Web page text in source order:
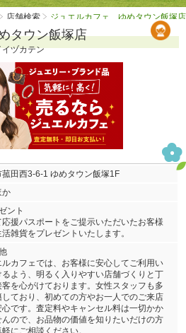
店舗検索 ジュエルカフェ ゆめタウン飯塚店
タウン飯塚店
ヅカテン
菰田西3-6-1 ゆめタウン飯塚1F
か
ント
応援パスポートをご提示いただいたお客様
雑貨をプレゼントいたします。
ルカフェでは、お客様に安心してご利用い
るよう、明るく入りやすい店舗づくりと丁
客を心がけております。女性スタッフも多
しており、初めての方やお一人でのご来店
心です。査定料やキャンセル料は一切かか
んので、お品物の価値を知りたいだけの方
軽にご相談ください。